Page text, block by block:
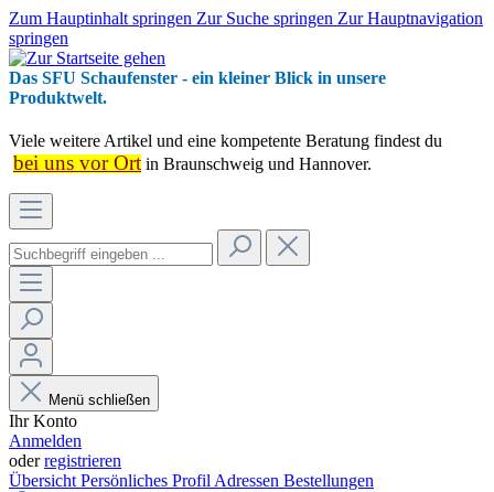
Zum Hauptinhalt springen Zur Suche springen Zur Hauptnavigation
springen
Das SFU Schaufenster - ein kleiner Blick in unsere
Produktwelt.
Viele weitere Artikel und eine kompetente Beratung findest du
bei uns vor Ort in Braunschweig und Hannover.
Menü schließen
Ihr Konto
Anmelden
oderregistrieren
Übersicht Persönliches Profil Adressen Bestellungen